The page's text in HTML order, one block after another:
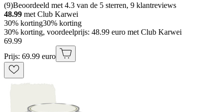
(9)Beoordeeld met 4.3 van de 5 sterren, 9 klantreviews
48.99 met Club Karwei
30% korting30% korting
30% korting, voordeelprijs: 48.99 euro met Club Karwei
69.99
Prijs: 69.99 euro